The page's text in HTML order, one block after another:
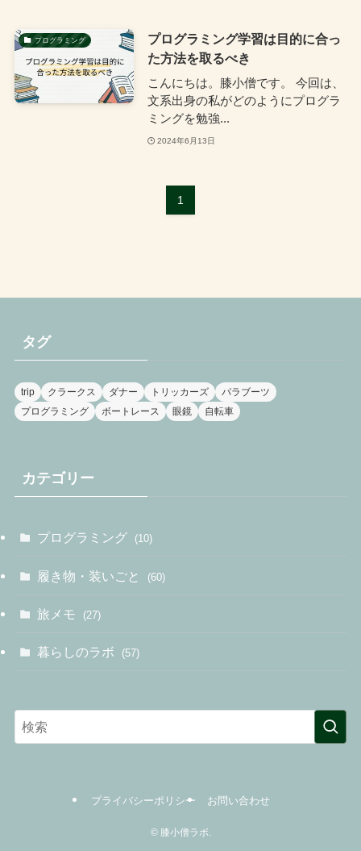
プログラミング
プログラミング学習は目的に合っ
た方法を取るべき
こんにちは。膝小僧です。 今回は、
文系出身の私がどのようにプログラ
ミングを勉強...
2024年6月13日
1
タグ
trip クラークス ダナー トリッカーズ
パラブーツ
プログラミング
ボートレース 眼鏡 自転車
カテゴリー
プログラミング (10)
履き物・装いごと (60)
旅メモ (27)
暮らしのラボ (57)
プライバシーポリシー お問い合わせ
©膝小僧ラボ.